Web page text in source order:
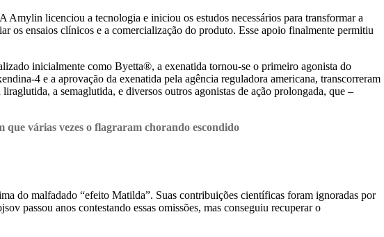
licenciou a tecnologia e iniciou os estudos necessários para transformar a
os ensaios clínicos e a comercialização do produto. Esse apoio finalmente permitiu
inicialmente como Byetta®, a exenatida tornou-se o primeiro agonista do
4 e a aprovação da exenatida pela agência reguladora americana, transcorreram
a semaglutida, e diversos outros agonistas de ação prolongada, que –
que várias vezes o flagraram chorando escondido
do malfadado “efeito Matilda”. Suas contribuições científicas foram ignoradas por
passou anos contestando essas omissões, mas conseguiu recuperar o